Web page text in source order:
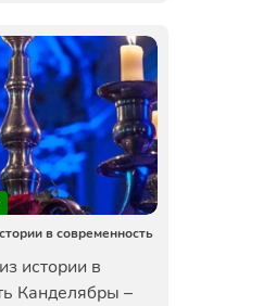
в современность
истории в
Канделябры –